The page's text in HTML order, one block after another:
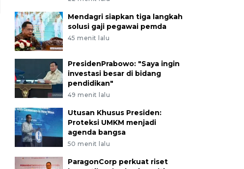
Mendagri siapkan tiga langkah
solusi gaji pegawai pemda
45 menit lalu
PresidenPrabowo: "Saya ingin
investasi besar di bidang
pendidikan"
49 menit lalu
Utusan Khusus Presiden:
Proteksi UMKM menjadi
agenda bangsa
50 menit lalu
ParagonCorp perkuat riset